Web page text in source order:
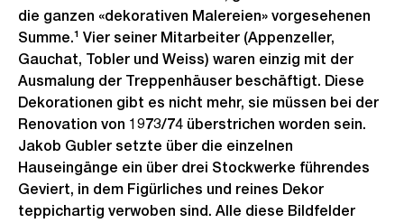
die ganzen «dekorativen Malereien» vorgesehenen
Summe.¹ Vier seiner Mitarbeiter (Appenzeller,
Gauchat, Tobler und Weiss) waren einzig mit der
Ausmalung der Treppenhäuser beschäftigt. Diese
Dekorationen gibt es nicht mehr, sie müssen bei der
Renovation von 1973/74 überstrichen worden sein.
Jakob Gubler setzte über die einzelnen
Hauseingänge ein über drei Stockwerke führendes
Geviert, in dem Figürliches und reines Dekor
teppichartig verwoben sind. Alle diese Bildfelder